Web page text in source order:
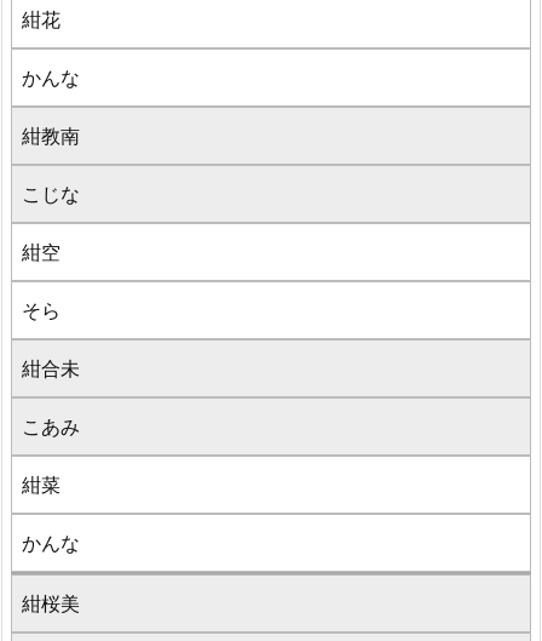
紺花
かんな
紺教南
こじな
紺空
そら
紺合未
こあみ
紺菜
かんな
紺桜美